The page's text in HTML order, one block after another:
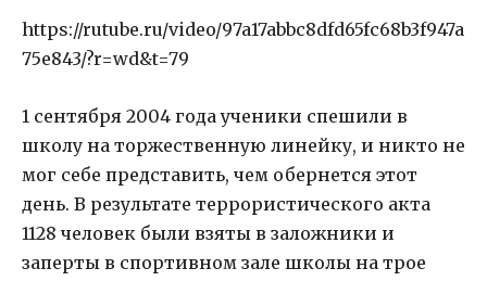
https://rutube.ru/video/97a17abbc8dfd65fc68b3f947a
75e843/?r=wd&t=79
1 сентября 2004 года ученики спешили в
школу на торжественную линейку, и никто не
мог себе представить, чем обернется этот
день. В результате террористического акта
1128 человек были взяты в заложники и
заперты в спортивном зале школы на трое